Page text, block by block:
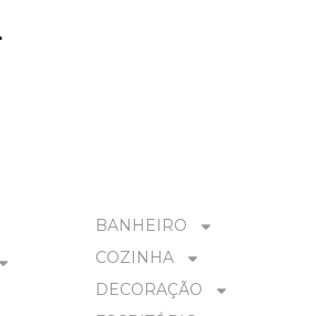
BANHEIRO
COZINHA
DECORAÇÃO